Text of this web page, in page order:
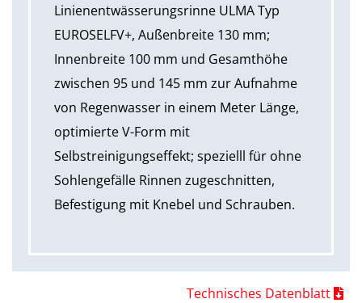
Linienentwässerungsrinne ULMA Typ
EUROSELFV+, Außenbreite 130 mm;
Innenbreite 100 mm und Gesamthöhe
zwischen 95 und 145 mm zur Aufnahme
von Regenwasser in einem Meter Länge,
optimierte V-Form mit
Selbstreinigungseffekt; spezielll für ohne
Sohlengefälle Rinnen zugeschnitten,
Befestigung mit Knebel und Schrauben.
Technisches Datenblatt